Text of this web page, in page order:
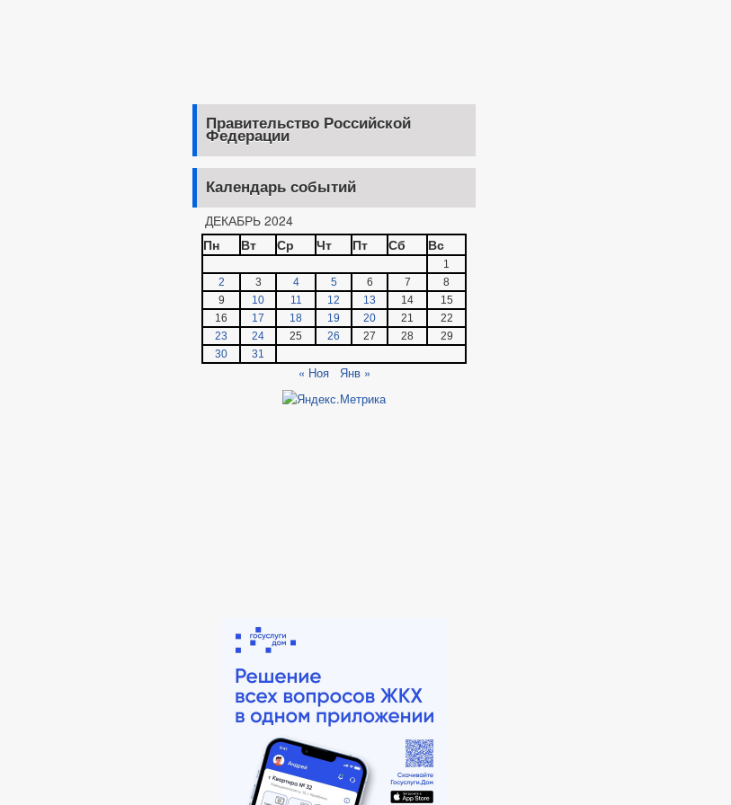
Правительство Российской
Федерации
Календарь событий
ДЕКАБРЬ 2024
Пн
Вт Ср Чт Пт Сб Вс
1
2
3 4 5 6 7
8
9
10 11 12 13 14
15
16
17 18 19 20 21
22
23
24 25 26 27 28
29
30
31
« Ноя Янв »